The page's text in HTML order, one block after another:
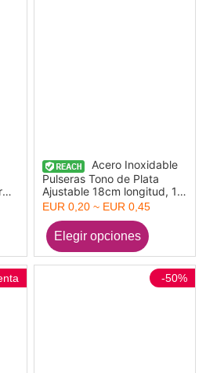
Acero Inoxidable
Pulseras Tono de Plata
Ajustable 18cm longitud, 1
Unidad
EUR 0,20 ~ EUR 0,45
-50%